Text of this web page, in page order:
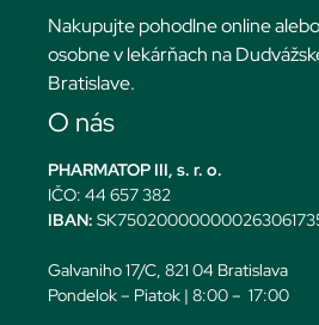
Nakupujte pohodlne online
osobne v lekárňach na
Bratislave.
O nás
PHARMATOP III, s. r. o.
IČO: 44 657 382
IBAN:
Galvaniho 17/C, 821 04 Bratislava
Pondelok – Piatok | 8:00 – 17:00